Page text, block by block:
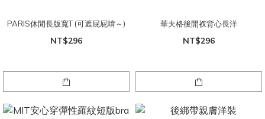
PARIS休閒長版寬T (可遮屁屁唷～)
NT$296
華夫格後開衩背心長洋
NT$296